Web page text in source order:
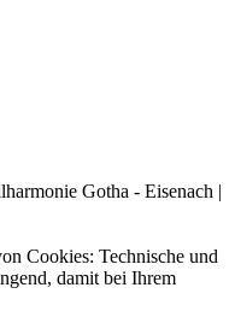
Gotha - Eisenach |
Cookies: Technische und
damit bei Ihrem